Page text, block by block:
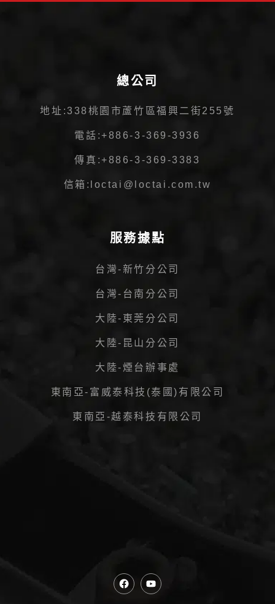
總公司
地址:338桃園市蘆竹區福興二街255號
電話:+886-3-369-3936
傳真:+886-3-369-3383
信箱: loctai@loctai.com.tw
服務據點
台灣-新竹分公司
台灣-台南分公司
大陸-東莞分公司
大陸-昆山分公司
大陸-煙台辦事處
東南亞-富威泰科技(泰國)有限公司
東南亞-越泰科技有限公司